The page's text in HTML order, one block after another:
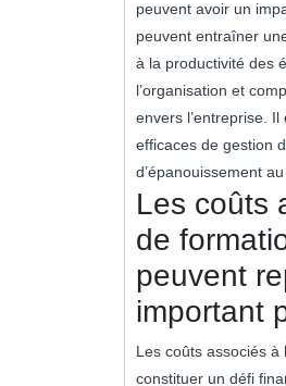
peuvent avoir un
peuvent entraîner
à la productivité des
l’organisation et
envers l’entreprise.
efficaces de gestion
d’épanouissement au
Les coûts
de
peuvent
important
Les coûts associés
constituer un défi